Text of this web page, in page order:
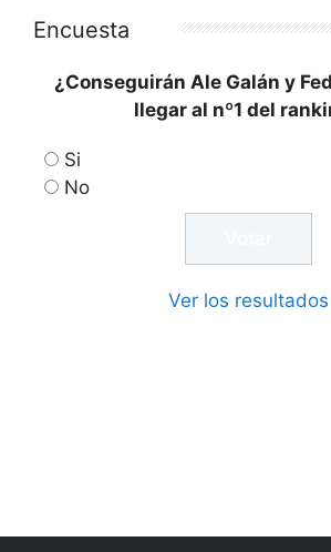
Encuesta
¿Conseguirán Ale Galán y
llegar al nº1 del
Si
No
Ver los resultados